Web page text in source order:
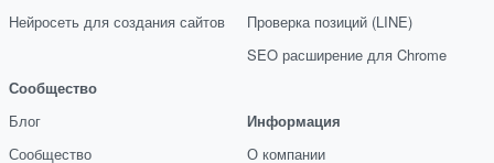
Нейросеть для создания сайтов
Сообщество
Блог
Сообщество
Проверка позиций (LINE)
SEO расширение для Chrome
Информация
О компании